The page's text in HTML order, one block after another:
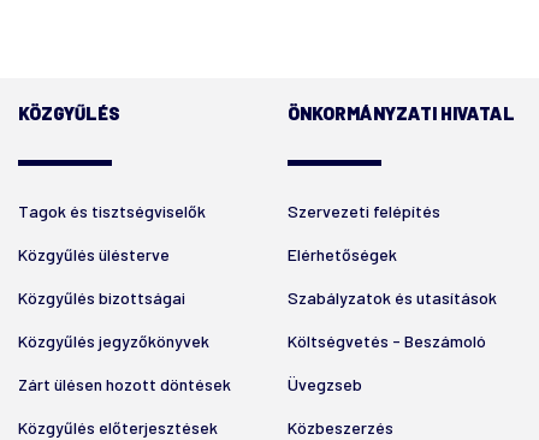
KÖZGYŰLÉS
Tagok és tisztségviselők
Közgyűlés ülésterve
Közgyűlés bizottságai
Közgyűlés jegyzőkönyvek
Zárt ülésen hozott döntések
Közgyűlés előterjesztések
ÖNKORMÁNYZATI HIVATAL
Szervezeti felépítés
Elérhetőségek
Szabályzatok és utasítások
Költségvetés - Beszámoló
Üvegzseb
Közbeszerzés